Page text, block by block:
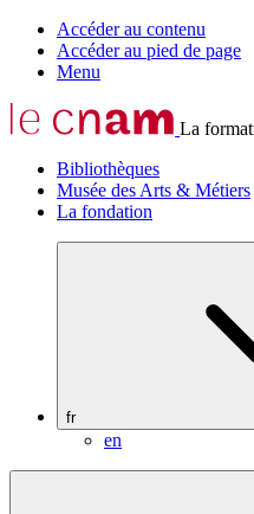
Accéder au contenu
Accéder au pied de page
Menu
La
Bibliothèques
Musée des Arts & Métiers
La fondation
fr
en